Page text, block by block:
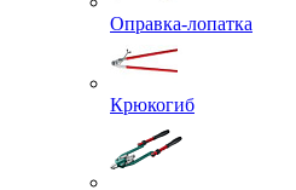
Оправка-лопатка
Крюкогиб